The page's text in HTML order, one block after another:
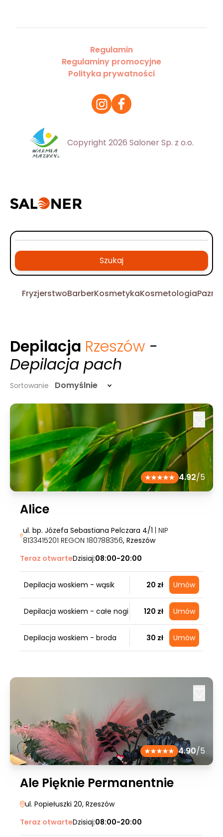
Regulamin
Regulaminy promocyjne
Polityka prywatności
Copyright 2026 Saloner Sp. z o.o.
Szukaj
FryzjerstwoBarberKosmetykaKosmetologia
Depilacja Rzeszów -
Depilacja pach
Sortowanie Domyślnie
4.92/5
Alice
ul. bp. Józefa Sebastiana Pelczara 4/1 | NIP
8133415201 REGON 180788356, Rzeszów
Teraz otwarteDzisiaj:08:00-20:00
Depilacja woskiem - wąsik 20 zł Umów
Depilacja woskiem - całe nogi 120 zł Umów
Depilacja woskiem - broda 30 zł Umów
4.90/5
Ale Pięknie Permanentnie
ul. Popiełuszki 20, Rzeszów
Teraz otwarteDzisiaj:08:00-20:00